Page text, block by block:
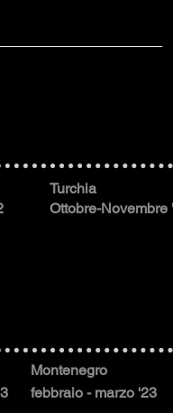
Turchia
Ottobre-Novembre
Montenegro
febbraio - marzo '23